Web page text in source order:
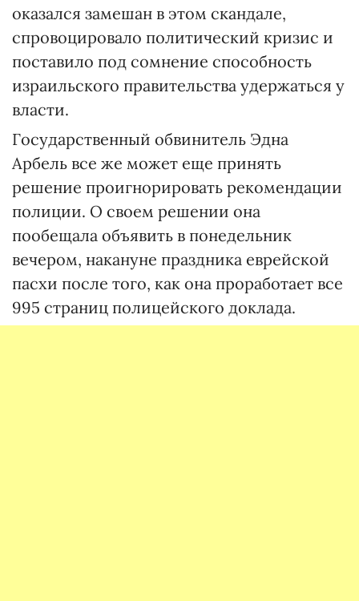
оказался замешан в этом скандале,
спровоцировало политический кризис и
поставило под сомнение способность
израильского правительства удержаться у
власти.
Государственный обвинитель Эдна
Арбель все же может еще принять
решение проигнорировать рекомендации
полиции. О своем решении она
пообещала объявить в понедельник
вечером, накануне праздника еврейской
пасхи после того, как она проработает все
995 страниц полицейского доклада.